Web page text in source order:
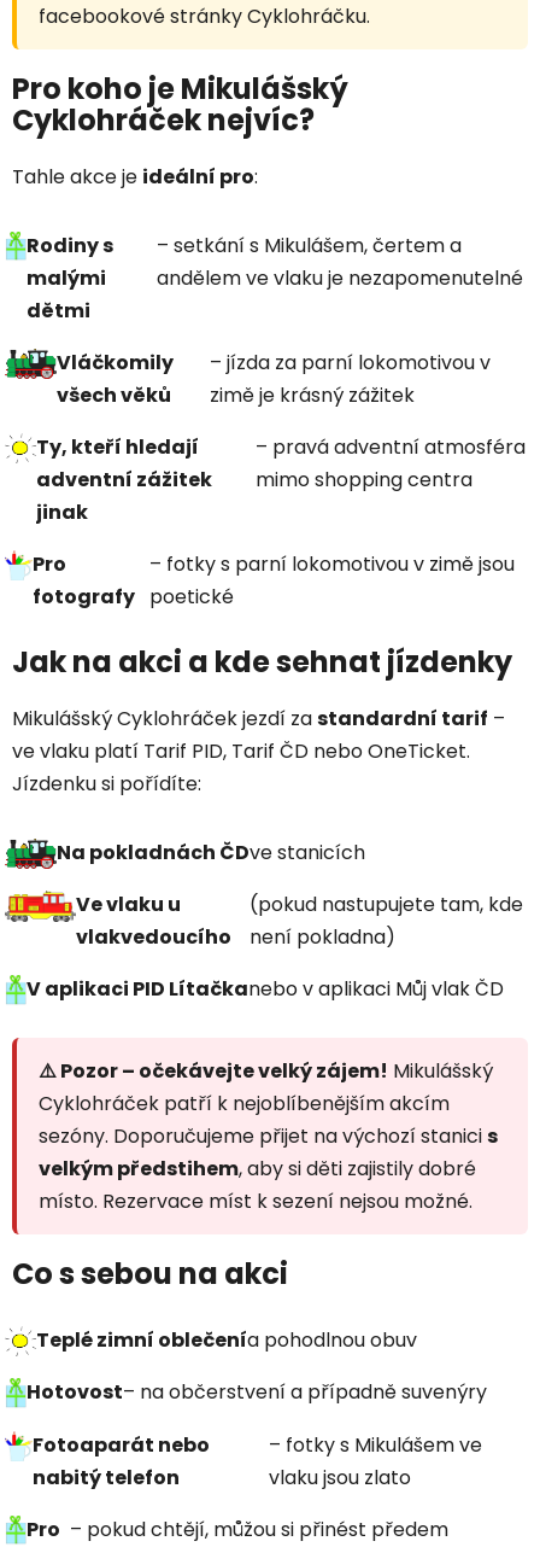
facebookové stránky Cyklohráčku.
Pro koho je Mikulášský
Cyklohráček nejvíc?
Tahle akce je ideální pro:
Rodiny s
malými
dětmi
– setkání s Mikulášem, čertem a
andělem ve vlaku je nezapomenutelné
Vláčkomily
všech věků
– jízda za parní lokomotivou v
zimě je krásný zážitek
Ty, kteří hledají
adventní zážitek
jinak
– pravá adventní atmosféra
mimo shopping centra
Pro
fotografy
– fotky s parní lokomotivou v zimě jsou
poetické
Jak na akci a kde sehnat jízdenky
Mikulášský Cyklohráček jezdí zastandardní tarif –
ve vlaku platí Tarif PID, Tarif ČD nebo OneTicket.
Jízdenku si pořídíte:
Na pokladnách ČDve stanicích
Ve vlaku u
vlakvedoucího
(pokud nastupujete tam, kde
není pokladna)
V aplikaci PID Lítačkanebo v aplikaci Můj vlak ČD
⚠️ Pozor – očekávejte velký zájem! Mikulášský
Cyklohráček patří k nejoblíbenějším akcím
sezóny. Doporučujeme přijet na výchozí stanicis
velkým předstihem, aby si děti zajistily dobré
místo. Rezervace míst k sezení nejsou možné.
Co s sebou na akci
Teplé zimní oblečenía pohodlnou obuv
Hotovost– na občerstvení a případně suvenýry
Fotoaparát nebo
nabitý telefon
– fotky s Mikulášem ve
vlaku jsou zlato
Pro – pokud chtějí, můžou si přinést předem